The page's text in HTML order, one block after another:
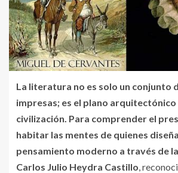
La literatura no es solo un conjunto
impresas; es el plano
civilización. Para comprender el
habitar las mentes de quienes
pensamiento moderno a través de
Carlos Julio Heydra Castillo ,